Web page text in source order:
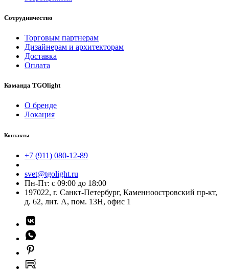
Сотрудничество
Торговым партнерам
Дизайнерам и архитекторам
Доставка
Оплата
Команда TGOlight
О бренде
Локация
Контакты
+7 (911) 080-12-89
svet@tgolight.ru
Пн-Пт: с 09:00 до 18:00
197022, г. Санкт-Петербург, Каменноостровский пр-кт,
д. 62, лит. А, пом. 13Н, офис 1